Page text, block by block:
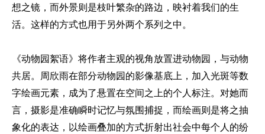
想之镜，而外景则是枝叶繁杂的路边，映衬着我们的生
活。这样的方式也用于另外两个系列之中 。
《动物园絮语》将作者主观的视角放置进动物园 ， 与动物
共居。 周欣雨在部分动物园的影像基底上 ， 加入光斑等数
字绘画元素 ， 成为了悬置在空间之上的个人标注。 对她而
言 ， 摄影是准确瞬时记忆与氛围捕捉，而绘画则是将之抽
象化的表达 ， 以绘画叠加的方式折射出社会中每个人的纷